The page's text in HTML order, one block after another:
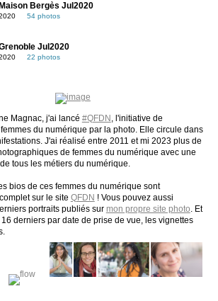
Maison Bergès Jul2020
54 photos
Jul2020
22 photos
Magnac, j'ai lancé #QFDN
, l'initiative de
du numérique par la photo. Elle circule dans
J'ai réalisé entre 2011 et mi 2023 plus de
de femmes du numérique avec une
tous les métiers du numérique.
bios de ces femmes du numérique sont
sur le site QFDN ! Vous pouvez aussi
portraits publiés sur mon propre site photo . Et
derniers par date de prise de vue, les vignettes